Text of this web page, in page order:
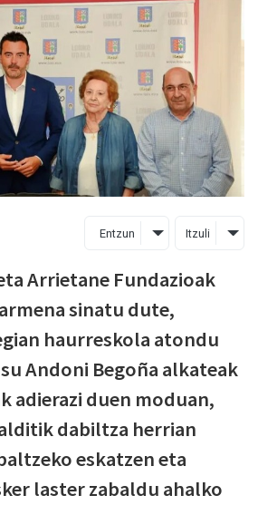
Entzun Itzuli
Arrietane Fundazioak
sinatu dute,
haurreskola atondu
Andoni Begoña alkateak
adierazi duen moduan,
dabiltza herrian
eskatzen eta
laster zabaldu ahalko